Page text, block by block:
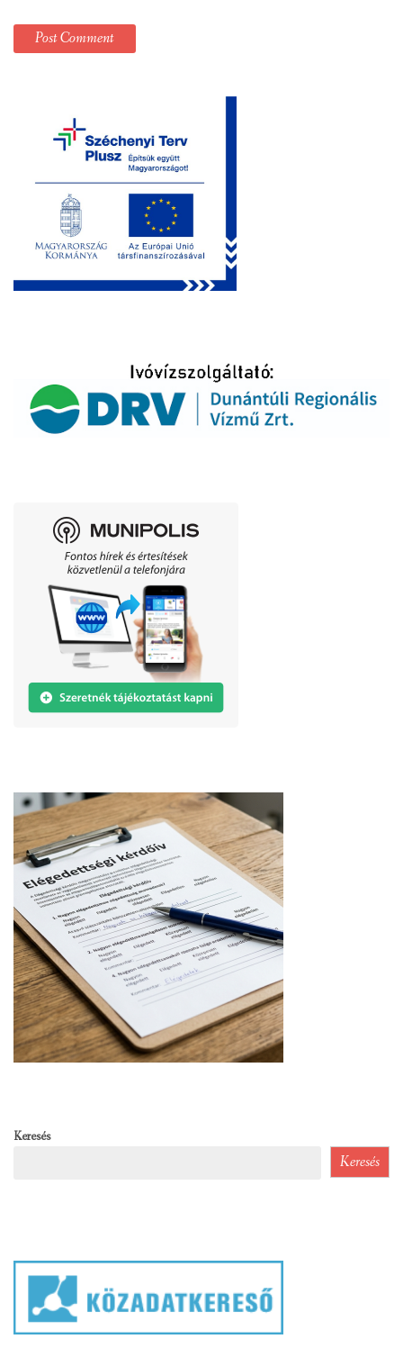
Keresés
Keresés